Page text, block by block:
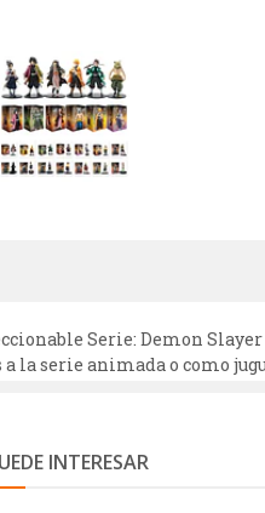
Serie: Demon
la serie animada o como
INTERESAR